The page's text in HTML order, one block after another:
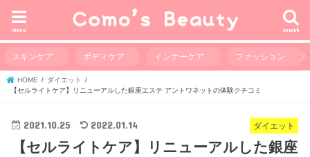
search
menu
スキンケア ボディケア インナーケア ファッション
HOME
ダイエット
【セルライトケア】リニューアルした銀座エステ アントワネットの体験クチコミ
ダイエット
2021.10.25 2022.01.14
【セルライトケア】リニューアルした銀座